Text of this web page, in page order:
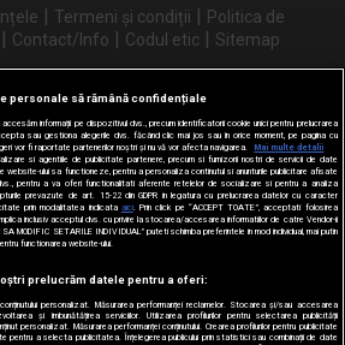
| Termeni și condiții | Politica de
| Contact/Info | Codul etic | Sitemap
ne și pe
personale să rămână confidențiale
informații pe dispozitivul dvs., precum identificatorii cookie unici pentru prelucrarea
sau gestiona alegerile dvs. făcând clic mai jos sau în orice moment, pe pagina cu
vor fi raportate partenerilor noștri și nu vă vor afecta navigarea.
Mai multe detalii
si agentiile de publicitate partenere, precum si furnizorii nostri de servicii de date
website-ului sa functioneze, pentru a personaliza continutul si anunturile publicitare afisate
pentru a va oferi functionalitati aferente retelelor de socializare si pentru a analiza
prevazute de art. 15-22 din GDPR in legatura cu prelucrarea datelor cu caracter
prin modalitatea indicata aici. Prin click pe “ACCEPT TOATE”, acceptati folosirea
inclusiv acceptul dvs. cu privire la stocarea/accesarea informatiilor de catre Vendor-ii
MODIFIC SETARILE INDIVIDUAL” puteti schimba preferintele in mod individual, mai putin
functionarea website-ului.
prelucrăm datele pentru a oferi:
personalizat. Măsurarea performanței reclamelor. Stocarea și/sau accesarea
și îmbunătățirea serviciilor. Utilizarea profilurilor pentru selectarea publicității
personalizat. Măsurarea performanței conținutului. Crearea profilurilor pentru publicitate
pentru a selecta publicitatea. Înțelegerea publicului prin statistici sau combinații de date